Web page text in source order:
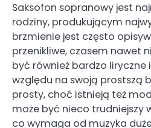
Saksofon sopranowy jest
rodziny, produkującym
brzmienie jest często
przenikliwe, czasem nawet
być również bardzo liryczne
względu na swoją prostszą
prosty, choć istnieją też
może być nieco trudniejszy
co wymaga od muzyka